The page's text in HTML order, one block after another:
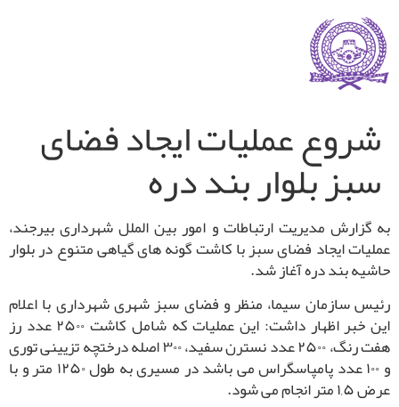
شروع عملیات ایجاد فضای
سبز بلوار بند دره
به گزارش مدیریت ارتباطات و امور بین الملل شهرداری بیرجند،
عملیات ایجاد فضای سبز با کاشت گونه های گیاهی متنوع در بلوار
حاشیه بند دره آغاز شد.
رئیس سازمان سیما، منظر و فضای سبز شهری شهرداری با اعلام
این خبر اظهار داشت: این عملیات که شامل کاشت ۲۵۰۰ عدد رز
هفت رنگ، ۲۵۰۰ عدد نسترن سفید، ۳۰۰ اصله درختچه تزیینی توری
و ۱۰۰ عدد پامپاسگراس می باشد در مسیری به طول ۱۲۵۰ متر و با
عرض ۱,۵ متر انجام می شود.